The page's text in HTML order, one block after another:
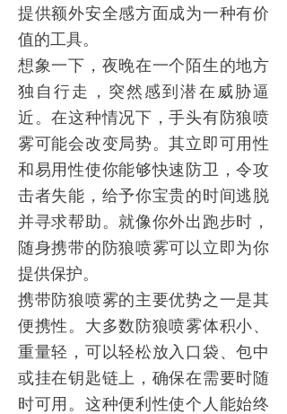
提供额外安全感方面成为一种有价
值的工具。
想象一下，夜晚在一个陌生的地方
独自行走，突然感到潜在威胁逼
近。在这种情况下，手头有 防狼喷
雾可能会改变局势。其立即可用性
和易用性使你能够快速防卫，令攻
击者失能，给予你宝贵的时间逃脱
并寻求帮助。就像你外出跑步时，
随身携带的 防狼喷雾可以立即为你
提供保护。
携带 防狼喷雾的主要优势之一是其
便携性。大多数 防狼喷雾体积小、
重量轻，可以轻松放入口袋、包中
或挂在钥匙链上，确保在需要时随
时可用。这种便利性使个人能始终